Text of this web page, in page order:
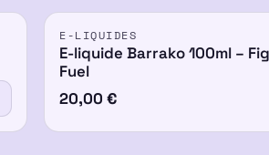
E-LIQUIDES
E-liquide Barrako 100ml –
Fuel
20,00 €